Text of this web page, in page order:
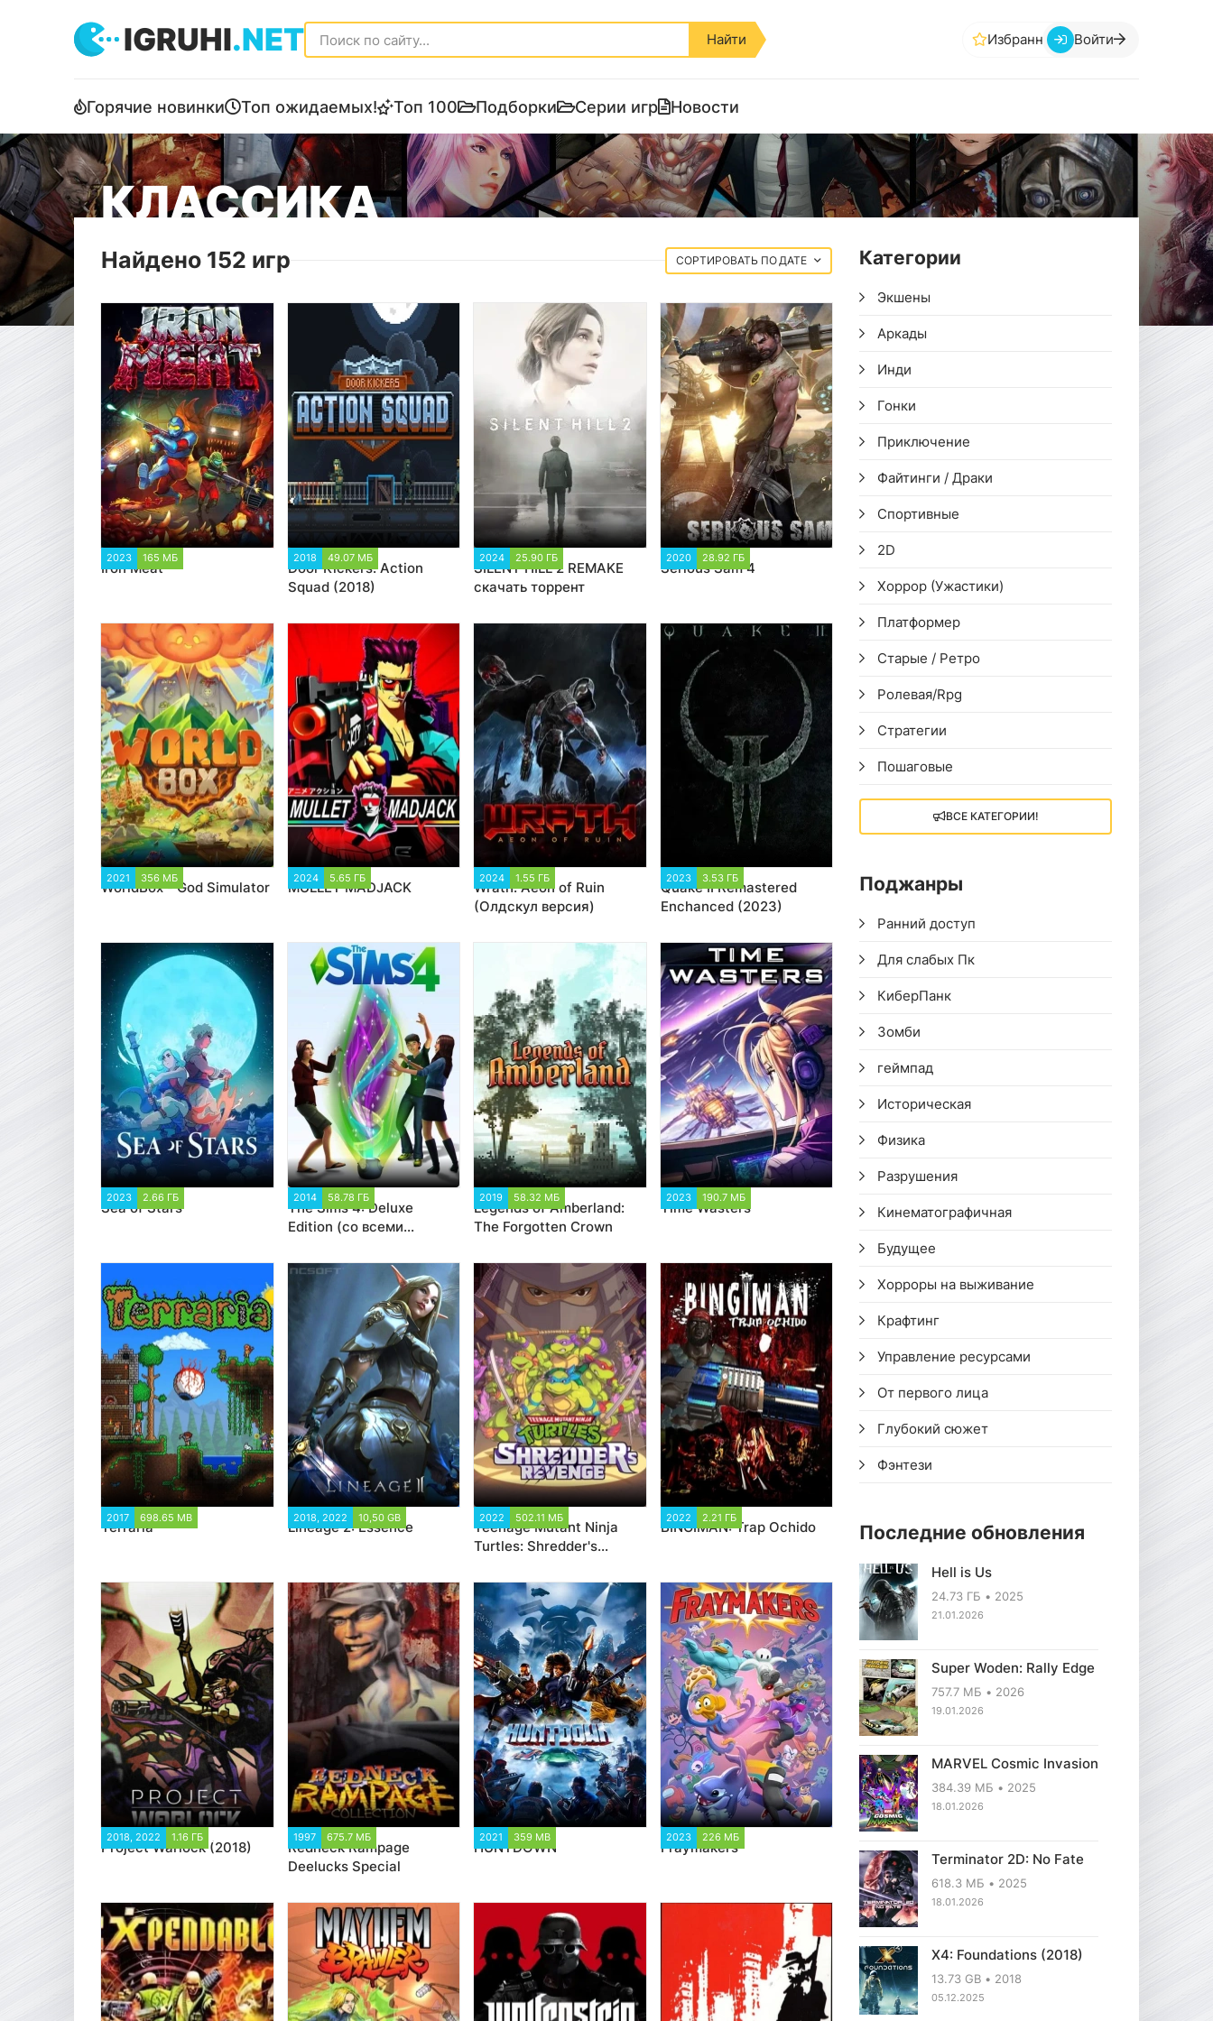
IGRUHI.NET Найти Избранное Войти
Горячие новинки Топ ожидаемых! Топ 100 Подборки Серии игр Новости
КЛАССИКА
Найдено 152 игр ДАТЕ
2023 165 МБ
Iron Meat
2018 49.07 МБ
Door Kickers: Action
Squad (2018)
2024 25.90 ГБ
SILENT HILL 2 REMAKE
скачать торрент
2020 28.92 ГБ
Serious Sam 4
2021 356 МБ
WorldBox - God Simulator
2024 5.65 ГБ
MULLET MADJACK
2024 1.55 ГБ
Wrath: Aeon of Ruin
(Олдскул версия)
2023 3.53 ГБ
Quake II Remastered
Enchanced (2023)
2023 2.66 ГБ
Sea of Stars
2014 58.78 ГБ
The Sims 4: Deluxe
Edition (со всеми
2019 58.32 МБ
Legends of Amberland:
The Forgotten Crown
2023 190.7 МБ
Time Wasters
2017 698.65 MB
Terraria
2018, 2022 10,50 GB
Lineage 2: Essence
2022 502.11 МБ
Teenage Mutant Ninja
Turtles: Shredder's
2022 2.21 ГБ
BINGIMAN: Trap Ochido
2018, 2022 1.16 ГБ
Project Warlock (2018)
1997 675.7 МБ
Redneck Rampage
Deelucks Special
2021 359 MB
HUNTDOWN
2023 226 МБ
Fraymakers
Категории
Экшены
Аркады
Инди
Гонки
Приключение
Файтинги / Драки
Спортивные
2D
Хоррор (Ужастики)
Платформер
Старые / Ретро
Ролевая/Rpg
Стратегии
Пошаговые
ВСЕ КАТЕГОРИИ!
Поджанры
Ранний доступ
Для слабых Пк
КиберПанк
Зомби
геймпад
Историческая
Физика
Разрушения
Кинематографичная
Будущее
Хорроры на выживание
Крафтинг
Управление ресурсами
От первого лица
Глубокий сюжет
Фэнтези
Последние обновления
Hell is Us
24.73 ГБ 2025
21.01.2026
Super Woden: Rally Edge
757.7 МБ 2026
19.01.2026
MARVEL Cosmic Invasion
384.39 МБ 2025
18.01.2026
Terminator 2D: No Fate
618.3 МБ 2025
18.01.2026
X4: Foundations (2018)
13.73 GB 2018
05.12.2025